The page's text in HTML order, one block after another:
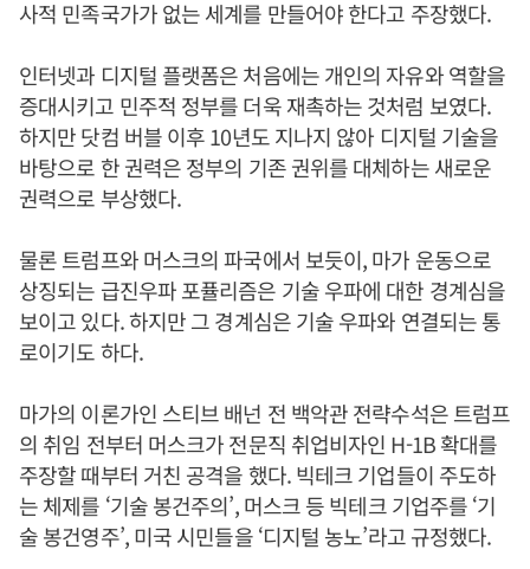
사적 민족국가가 없는 세계를 만들어야 한다고 주장했다.
인터넷과 디지털 플랫폼은 처음에는 개인의 자유와 역할을
증대시키고 민주적 정부를 더욱 재촉하는 것처럼 보였다.
하지만 닷컴 버블 이후 10년도 지나지 않아 디지털 기술을
바탕으로 한 권력은 정부의 기존 권위를 대체하는 새로운
권력으로 부상했다.
물론 트럼프와 머스크의 파국에서 보듯이, 마가 운동으로
상징되는 급진우파 포퓰리즘은 기술 우파에 대한 경계심을
보이고 있다. 하지만 그 경계심은 기술 우파와 연결되는 통
로이기도 하다.
마가의 이론가인 스티브 배넌 전 백악관 전략수석은 트럼프
의 취임 전부터 머스크가 전문직 취업비자인 H-1B 확대를
주장할 때부터 거친 공격을 했다. 빅테크 기업들이 주도하
는 체제를 ‘기술 봉건주의’, 머스크 등 빅테크 기업주를 ‘기
술 봉건영주’, 미국 시민들을 ‘디지털 농노’라고 규정했다.